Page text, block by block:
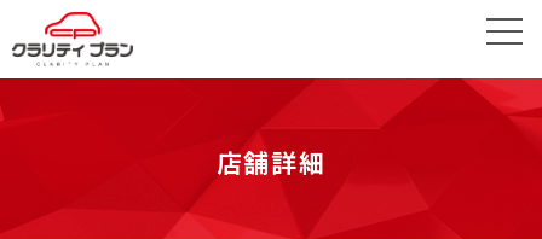
店舗詳細